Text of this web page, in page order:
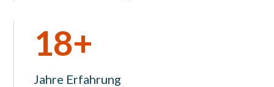
18+
Jahre Erfahrung